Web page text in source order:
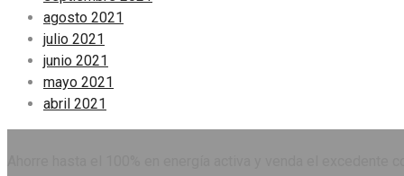
agosto 2021
julio 2021
junio 2021
mayo 2021
abril 2021